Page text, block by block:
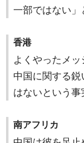
一部ではない」
香港
よくやったメッ
中国に関する
はないという
南アフリカ